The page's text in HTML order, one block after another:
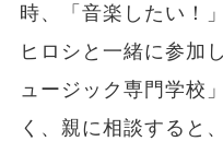
時、「音楽したい！
ヒロシと一緒に参加
ュージック専門学校
く、親に相談すると